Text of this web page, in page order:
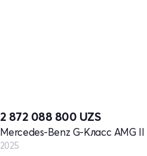
2 872 088 800 UZS
2025